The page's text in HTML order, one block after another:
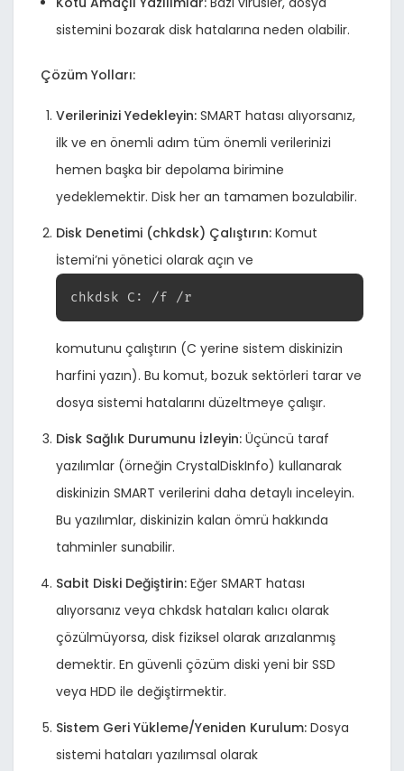
sistemini bozarak disk hatalarına neden olabilir.
Çözüm Yolları:
Verilerinizi Yedekleyin: SMART hatası alıyorsanız,
ilk ve en önemli adım tüm önemli verilerinizi
hemen başka bir depolama birimine
yedeklemektir. Disk her an tamamen bozulabilir.
Disk Denetimi (chkdsk) Çalıştırın: Komut
İstemi’ni yönetici olarak açın ve
chkdsk C: /f /r
komutunu çalıştırın (C yerine sistem diskinizin
harfini yazın). Bu komut, bozuk sektörleri tarar ve
dosya sistemi hatalarını düzeltmeye çalışır.
Disk Sağlık Durumunu İzleyin: Üçüncü taraf
yazılımlar (örneğin CrystalDiskInfo) kullanarak
diskinizin SMART verilerini daha detaylı inceleyin.
Bu yazılımlar, diskinizin kalan ömrü hakkında
tahminler sunabilir.
Sabit Diski Değiştirin: Eğer SMART hatası
alıyorsanız veya chkdsk hataları kalıcı olarak
çözülmüyorsa, disk fiziksel olarak arızalanmış
demektir. En güvenli çözüm diski yeni bir SSD
veya HDD ile değiştirmektir.
Sistem Geri Yükleme/Yeniden Kurulum: Dosya
sistemi hataları yazılımsal olarak